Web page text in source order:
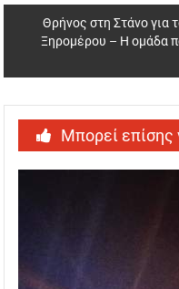
Θρήνος στη Στάνο για
Ξηρομέρου – Η ομάδα
Μπορεί επίσης